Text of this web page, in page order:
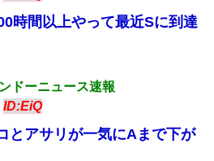
時間以上やって最近Sに到達
ドーニュース速報
ID:EiQ
とアサリが一気にAまで下が